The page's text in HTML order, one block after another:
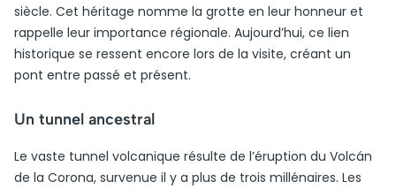
siècle. Cet héritage nomme la grotte en leur honneur et
rappelle leur importance régionale. Aujourd’hui, ce lien
historique se ressent encore lors de la visite, créant un
pont entre passé et présent.
Un tunnel ancestral
Le vaste tunnel volcanique résulte de l’éruption du Volcán
de la Corona, survenue il y a plus de trois millénaires. Les